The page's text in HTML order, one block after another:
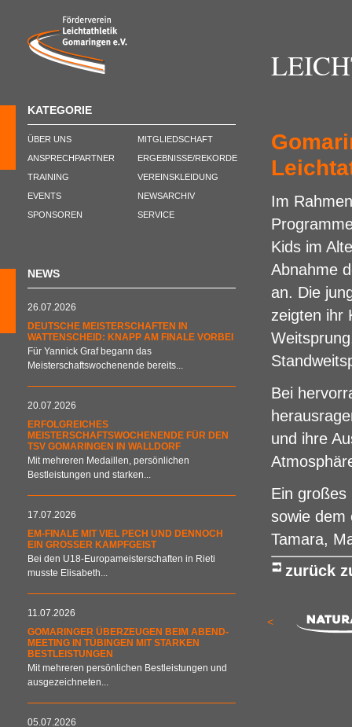
KATEGORIE
ÜBER UNS
ANSPRECHPARTNER
TRAINING
EVENTS
SPONSOREN
MITGLIEDSCHAFT
ERGEBNISSE/REKORDE
VEREINSKLEIDUNG
NEWSARCHIV
SERVICE
NEWS
26.07.2026
DEUTSCHE MEISTERSCHAFTEN IN
WATTENSCHEID: KNAPP AM FINALE VORBEI
Für Yannick Graf begann das
Meisterschaftswochenende bereits...
20.07.2026
ERFOLGREICHES
MEISTERSCHAFTSWOCHENENDE FÜR DEN
TSV GOMARINGEN IN WALLDORF
Mit mehreren Medaillen, persönlichen
Bestleistungen und starken...
17.07.2026
EM-FINALE MIT VIEL PECH UND DENNOCH
EIN GROSSER KAMPFGEIST
Bei den U18-Europameisterschaften in Rieti
musste Elisabeth...
11.07.2026
GOMARINGER ÜBERZEUGEN BEIM ABEND-
MEETING IN TÜBINGEN MIT STARKEN
BESTLEISTUNGEN
Mit mehreren persönlichen Bestleistungen und
ausgezeichneten...
05.07.2026
Im
Kids im
Abnahme
an. Die
zeigten ihr
Bei
und ihre
Ein großes
sowie dem
Tamara,
zurück
<